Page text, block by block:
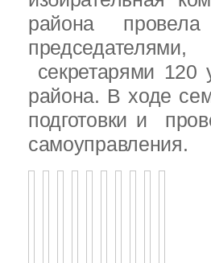
района
секретарями 120
района. В ходе
подготовки и
самоуправления.